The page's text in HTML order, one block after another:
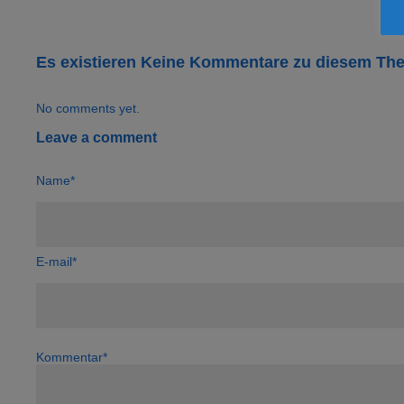
Es existieren Keine Kommentare zu diesem
No comments yet.
Leave a comment
Name*
E-mail*
Kommentar*